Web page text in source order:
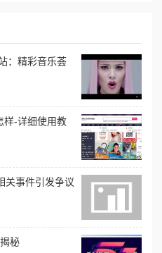
：精彩音乐荟
样-详细使用教
关事件引发争议
秘